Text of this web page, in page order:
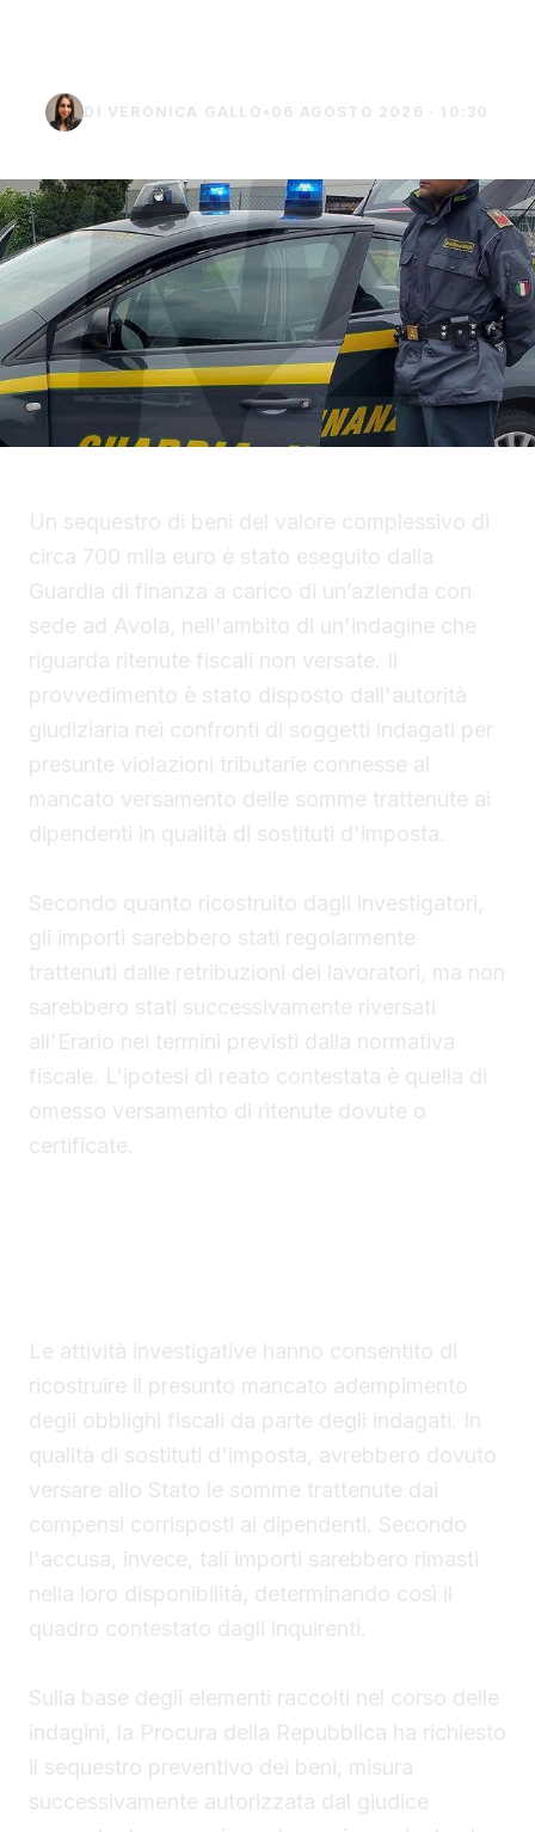
DI VERONICA GALLO • 06 AGOSTO 2026 · 10:30
Un sequestro di beni del valore complessivo di
circa 700 mila euro è stato eseguito dalla
Guardia di finanza a carico di un’azienda con
sede ad Avola, nell'ambito di un'indagine che
riguarda ritenute fiscali non versate. Il
provvedimento è stato disposto dall'autorità
giudiziaria nei confronti di soggetti indagati per
presunte violazioni tributarie connesse al
mancato versamento delle somme trattenute ai
dipendenti in qualità di sostituti d'imposta.
Secondo quanto ricostruito dagli investigatori,
gli importi sarebbero stati regolarmente
trattenuti dalle retribuzioni dei lavoratori, ma non
sarebbero stati successivamente riversati
all'Erario nei termini previsti dalla normativa
fiscale. L'ipotesi di reato contestata è quella di
omesso versamento di ritenute dovute o
certificate.
Le attività investigative hanno consentito di
ricostruire il presunto mancato adempimento
degli obblighi fiscali da parte degli indagati. In
qualità di sostituti d'imposta, avrebbero dovuto
versare allo Stato le somme trattenute dai
compensi corrisposti ai dipendenti. Secondo
l'accusa, invece, tali importi sarebbero rimasti
nella loro disponibilità, determinando così il
quadro contestato dagli inquirenti.
Sulla base degli elementi raccolti nel corso delle
indagini, la Procura della Repubblica ha richiesto
il sequestro preventivo dei beni, misura
successivamente autorizzata dal giudice